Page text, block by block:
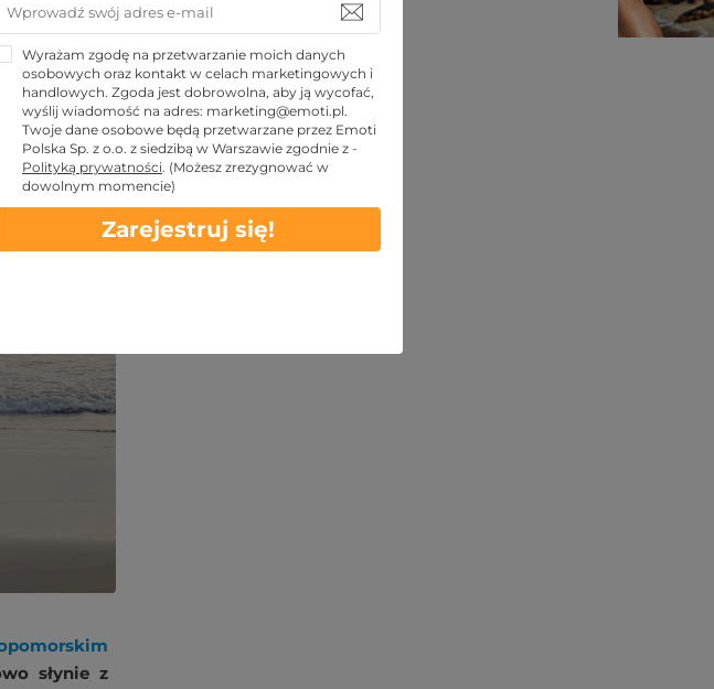
się
TOP oferty
słynie z
Wyrażam zgodę na przetwarzanie moich danych
osobowych oraz kontakt w celach marketingowych i
handlowych. Zgoda jest dobrowolna, aby ją wycofać,
wyślij wiadomość na adres: marketing@emoti.pl.
Twoje dane osobowe będą przetwarzane przez Emoti
Polska Sp. z o.o. z siedzibą w Warszawie zgodnie z -
Polityką prywatności. (Możesz zrezygnować w
dowolnym momencie)
Zarejestruj się!